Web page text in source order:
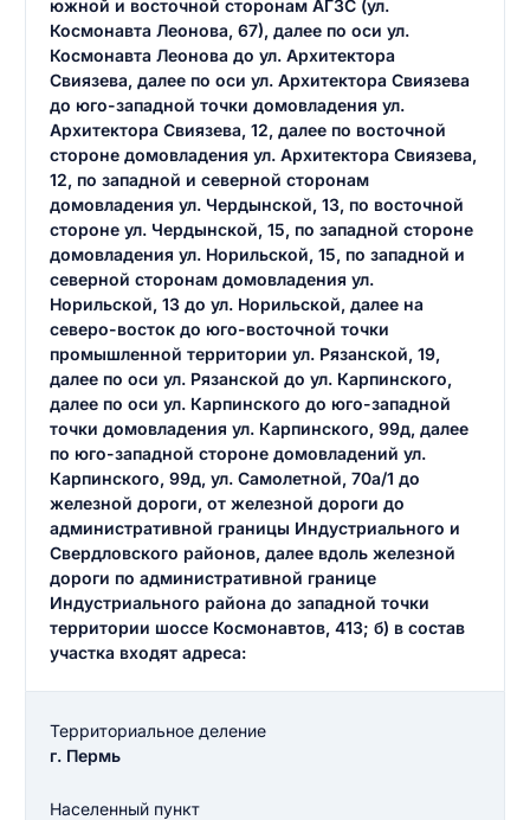
южной и восточной сторонам АГЗС (ул.
Космонавта Леонова, 67), далее по оси ул.
Космонавта Леонова до ул. Архитектора
Свиязева, далее по оси ул. Архитектора Свиязева
до юго-западной точки домовладения ул.
Архитектора Свиязева, 12, далее по восточной
стороне домовладения ул. Архитектора Свиязева,
12, по западной и северной сторонам
домовладения ул. Чердынской, 13, по восточной
стороне ул. Чердынской, 15, по западной стороне
домовладения ул. Норильской, 15, по западной и
северной сторонам домовладения ул.
Норильской, 13 до ул. Норильской, далее на
северо-восток до юго-восточной точки
промышленной территории ул. Рязанской, 19,
далее по оси ул. Рязанской до ул. Карпинского,
далее по оси ул. Карпинского до юго-западной
точки домовладения ул. Карпинского, 99д, далее
по юго-западной стороне домовладений ул.
Карпинского, 99д, ул. Самолетной, 70а/1 до
железной дороги, от железной дороги до
административной границы Индустриального и
Свердловского районов, далее вдоль железной
дороги по административной границе
Индустриального района до западной точки
территории шоссе Космонавтов, 413; б) в состав
участка входят адреса:
Территориальное деление
г. Пермь
Населенный пункт